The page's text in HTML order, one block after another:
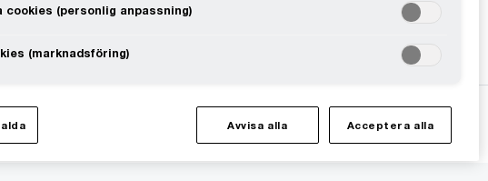
a speed that rewrites the rules
oss i sociala medier
cookies (personlig anpassning)
(marknadsföring)
Avvisa alla Acceptera alla